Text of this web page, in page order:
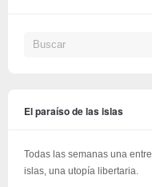
El paraíso de las islas
Todas las semanas una
islas, una utopía libertaria.